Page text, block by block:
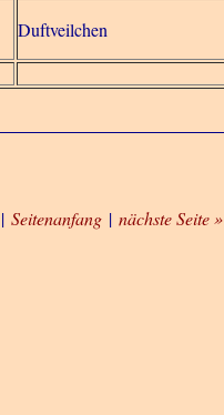
Duftveilchen
| Seitenanfang | nächste Seite »